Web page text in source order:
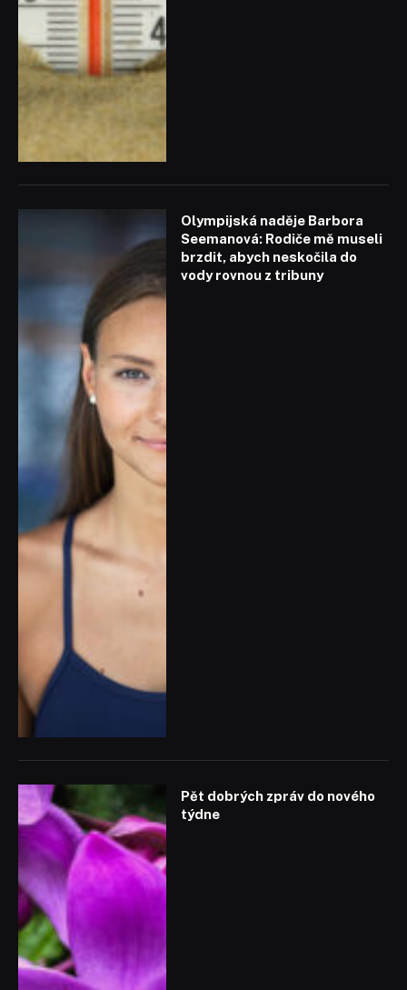
Olympijská naděje Barbora
Seemanová: Rodiče mě museli
brzdit, abych neskočila do
vody rovnou z tribuny
Pět dobrých zpráv do nového
týdne